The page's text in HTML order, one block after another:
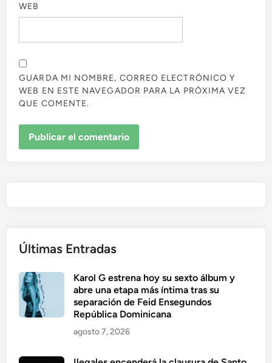
WEB
GUARDA MI NOMBRE, CORREO ELECTRÓNICO Y
WEB EN ESTE NAVEGADOR PARA LA PRÓXIMA VEZ
QUE COMENTE.
Últimas Entradas
Karol G estrena hoy su sexto álbum y
abre una etapa más íntima tras su
separación de Feid Ensegundos
República Dominicana
agosto 7, 2026